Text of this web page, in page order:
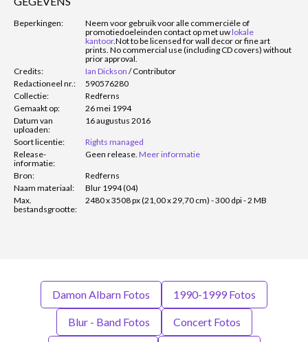
Beperkingen:
Neem voor gebruik voor alle commerciële of
promotiedoeleinden contact op met uwlokale
kantoor.Not to be licensed for wall decor or fine art
prints. No commercial use (including CD covers) without
prior approval.
Credits:
Ian Dickson /Contributor
Redactioneel nr.:
590576280
Collectie:
Redferns
Gemaakt op:
26 mei 1994
Datum van
uploaden:
16 augustus 2016
Soort licentie:
Rights managed
Release-
informatie:
Geen release. Meer informatie
Bron:
Redferns
Naam materiaal:
Blur 1994 (04)
Max.
bestandsgrootte:
2480 x 3508 px (21,00 x 29,70 cm) - 300 dpi - 2 MB
Damon Albarn Fotos 1990-1999 Fotos
Blur - Band Fotos Concert Fotos